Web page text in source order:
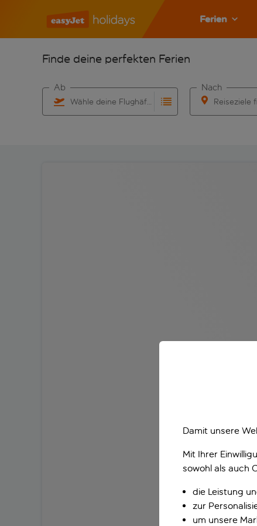
Ferien
Finde deine perfekten Ferien
Wähle deine Flughäfen
Ab
Reiseziele
Nach
Damit unsere
Mit Ihrer
sowohl als auch
die Leistung
zur
um unsere